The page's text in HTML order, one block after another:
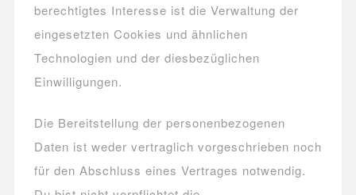
berechtigtes Interesse ist die Verwaltung der
eingesetzten Cookies und ähnlichen
Technologien und der diesbezüglichen
Einwilligungen.
Die Bereitstellung der personenbezogenen
Daten ist weder vertraglich vorgeschrieben noch
für den Abschluss eines Vertrages notwendig.